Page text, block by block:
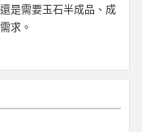
是需要玉石半成品、成
求。